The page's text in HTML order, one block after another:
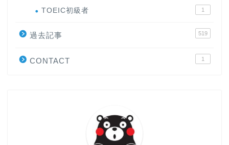
TOEIC初級者 1
過去記事 519
CONTACT 1
大学入試英語対策講座
英語名言・格言・カッコい